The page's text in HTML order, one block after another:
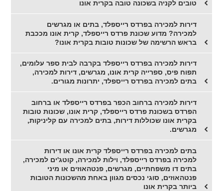
טובים לקניה בשכונה טובה בקרית אונו
דירות למכירה בפרדס רייספלד, בתים או מגרשים
למכירה? מדוע שכונת פרדס רייספלד, קרית אונו מככבת
בראש הרשימה של שכונות טובות בקרית אונו?
דירות למכירה בפרדס רייספלד בקרבה לבית ספר עלומים,
תפוח פיס, ספרייה קרית אונו, מגרשים, דירות למכירה,
בתים למכירה בפרדס רייספלד, יתרונות מגורים.
דירות למכירה ברחוב הכפר בפרדס רייספלד או ברחוב
הפרדס בשכונת פרדס רייספלד, קרית אונו, שכונות טובות
בקרית אונו שכוללות דירות, בתים למכירה עם קליניקות,
מגרשים.
בתים למכירה בפרדס רייספלד קרית אונו או דירות
למכירה בפרדס רייספלד, וילות למכירה, קוטג'ים למכירה,
בתים דו משפחתיים, מגרשים, פנטהאוזים או מיני
פנטהאוזים, סוגי נכסים מגוון באחת מהשכונות הטובות
ביותר בקרית אונו